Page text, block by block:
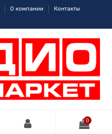
О компании
Контакты
0